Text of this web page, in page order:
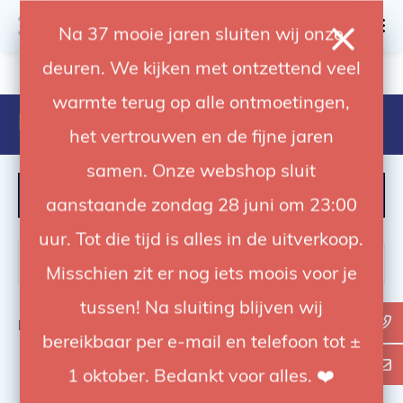
Na 37 mooie jaren sluiten wij onze
deuren. We kijken met ontzettend veel
warmte terug op alle ontmoetingen,
het vertrouwen en de fijne jaren
samen. Onze webshop sluit
aanstaande zondag 28 juni om 23:00
uur. Tot die tijd is alles in de uitverkoop.
Misschien zit er nog iets moois voor je
tussen! Na sluiting blijven wij
bereikbaar per e-mail en telefoon tot ±
1 oktober. Bedankt voor alles. ❤️
4.92 / 5 op trusted shops
Products tagged with 220px
FILTER